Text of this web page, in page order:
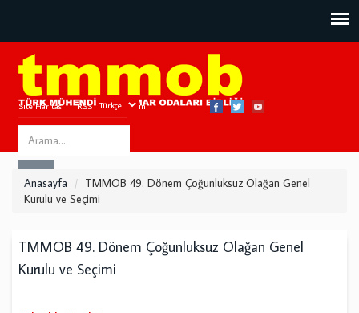
Site Haritası RSS Bize Ulaşın
Search
this
site
Anasayfa
TMMOB 49. Dönem Çoğunluksuz Olağan Genel
Kurulu ve Seçimi
TMMOB 49. Dönem Çoğunluksuz Olağan Genel
Kurulu ve Seçimi